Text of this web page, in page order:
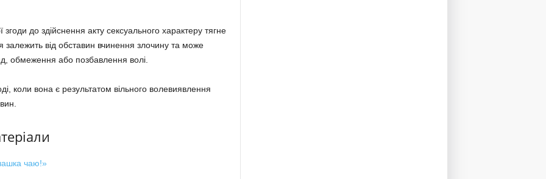
до здійснення акту сексуального характеру тягне
залежить від обставин вчинення злочину та може
обмеження або позбавлення волі.
коли вона є результатом вільного волевиявлення
чаю!»